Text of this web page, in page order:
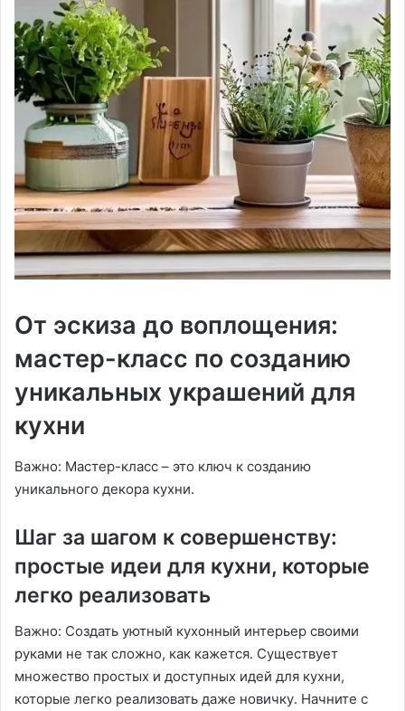
От эскиза до воплощения:
мастер-класс по созданию
уникальных украшений для
кухни
Важно: Мастер-класс – это ключ к созданию
уникального декора кухни․
Шаг за шагом к совершенству:
простые идеи для кухни, которые
легко реализовать
Важно: Создать уютный кухонный интерьер своими
руками не так сложно, как кажется․ Существует
множество простых и доступных идей для кухни,
которые легко реализовать даже новичку․ Начните с